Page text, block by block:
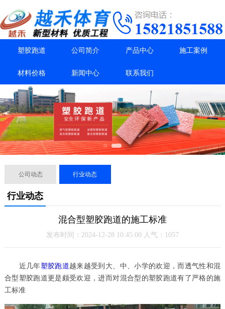
塑胶跑道 公司简介 产品中心 施工案例
材料价格 新闻中心 联系我们
公司动态 行业动态
行业动态
混合型塑胶跑道的施工标准
发布时间：2024-12-28 10:45:00 人气：1057
近几年塑胶跑道越来越受到大、中、小学的欢迎，而透气性和混
合型塑胶跑道更是颇受欢迎，进而对混合型的塑胶跑道有了严格的施
工标准